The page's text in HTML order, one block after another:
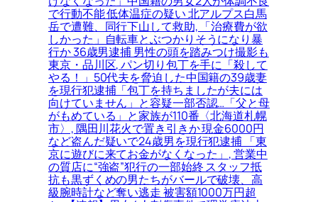
で行動不能 低体温症の疑い 北アルプス白馬
岳で遭難、同行下山して救助, 「治療費が欲
しかった」自転車とぶつかりそうになり暴
行か 36歳男逮捕 男性の頭を踏みつけ撮影も
東京・品川区, パン切り包丁を手に「殺して
やる！」50代夫を脅迫した中国籍の39歳妻
を現行犯逮捕「包丁を持ちましたが夫には
向けていません」と容疑一部否認…「父と母
がもめている」と家族が110番〈北海道札幌
市〉, 隅田川花火で置き引きか 現金6000円
など盗んだ疑いで24歳男を現行犯逮捕 「東
京に遊びに来てお金がなくなった」, 営業中
の質店に“強盗”犯行の一部始終 スタッフ抵
抗も黒ずくめの男たちがバールで破壊、高
級腕時計など奪い逃走 被害額1000万円超